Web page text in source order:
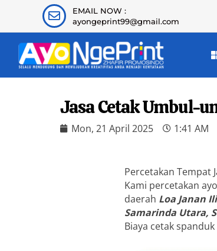
EMAIL NOW :
ayongeprint99@gmail.com
Jasa Cetak Umbul-
Mon, 21 April 2025 1:41 AM
Percetakan Tempat
Kami percetakan
daerah Loa Janan
Samarinda Utara,
Biaya cetak